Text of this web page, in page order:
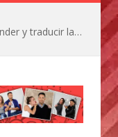
La IA está acercándonos a comprender y traducir las vocalizaciones y comportamientos de nuestras mascotas